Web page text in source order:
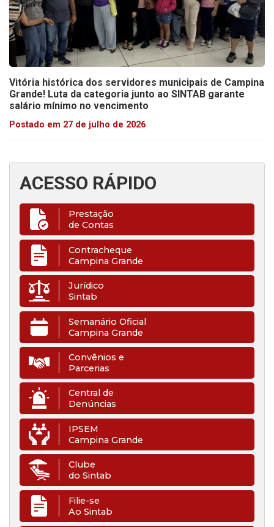
Vitória histórica dos servidores municipais de Campina
Grande! Luta da categoria junto ao SINTAB garante
salário mínimo no vencimento
Postado em 27 de julho de 2026
ACESSO RÁPIDO
Prestação
de Contas
Contracheque
Campina Grande
Jurídico
Sintab
Semanário Oficial
Campina Grande
Convênios e
Parcerias
Central de
Denúncias
IPSEM
Campina Grande
Clube
do Sintab
Filie-se
Ao Sintab